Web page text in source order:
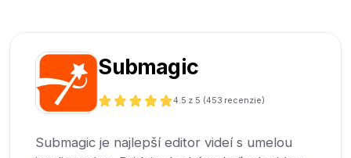
Submagic
4.5 z 5 (453 recenzie)
Submagic je najlepší editor videí s umelou